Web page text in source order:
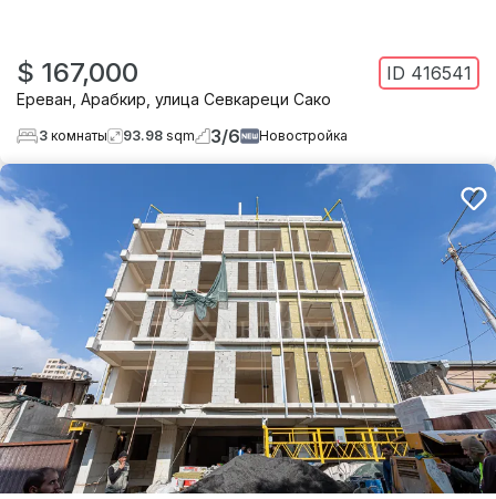
$ 167,000 ID 416541
Ереван Арабкир улица Севкареци Сако
3 комнаты 93.98 sqm 3/6 Новостройка